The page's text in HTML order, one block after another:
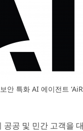
안 특화 AI 에이전트
공 및 민간 고객을